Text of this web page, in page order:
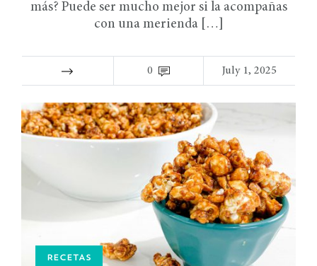
más? Puede ser mucho mejor si la acompañas
con una merienda […]
0 July 1, 2025
RECETAS